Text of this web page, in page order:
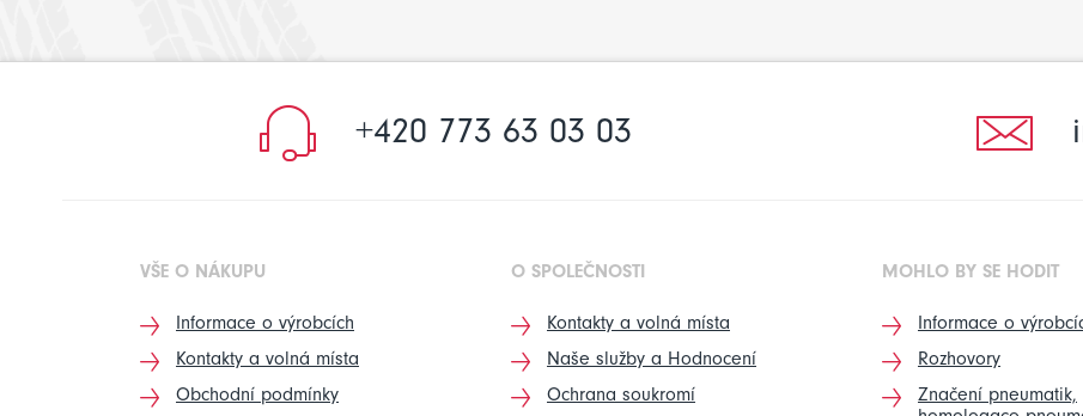
+420 773 63 03 03
VŠE O NÁKUPU
Informace o výrobcích
Kontakty a volná místa
Obchodní podmínky
O SPOLEČNOSTI
Kontakty a volná místa
Naše služby a Hodnocení
Ochrana soukromí
MOHLO BY SE HODIT
Informace o
Rozhovory
Značení pneumatik,